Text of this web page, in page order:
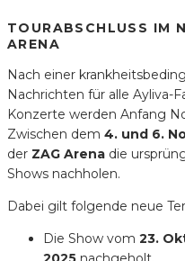
TOURABSCHLUSS IM
ARENA
Nach einer
Nachrichten für alle Ayliva-
Konzerte werden Anfang
Zwischen dem 4. und 6.
der ZAG Arena die
Shows nachholen.
Dabei gilt folgende neue
Die Show vom 23.